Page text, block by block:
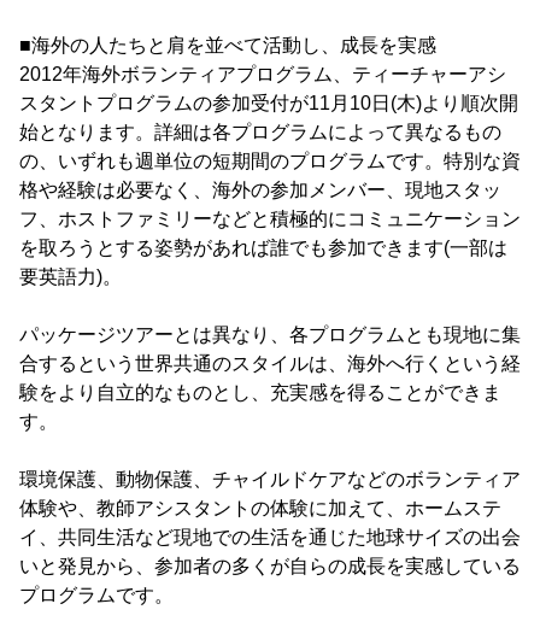
■海外の人たちと肩を並べて活動し、成長を実感
2012年海外ボランティアプログラム、ティーチャーアシ
スタントプログラムの参加受付が11月10日(木)より順次開
始となります。詳細は各プログラムによって異なるもの
の、いずれも週単位の短期間のプログラムです。特別な資
格や経験は必要なく、海外の参加メンバー、現地スタッ
フ、ホストファミリーなどと積極的にコミュニケーション
を取ろうとする姿勢があれば誰でも参加できます(一部は
要英語力)。
パッケージツアーとは異なり、各プログラムとも現地に集
合するという世界共通のスタイルは、海外へ行くという経
験をより自立的なものとし、充実感を得ることができま
す。
環境保護、動物保護、チャイルドケアなどのボランティア
体験や、教師アシスタントの体験に加えて、ホームステ
イ、共同生活など現地での生活を通じた地球サイズの出会
いと発見から、参加者の多くが自らの成長を実感している
プログラムです。